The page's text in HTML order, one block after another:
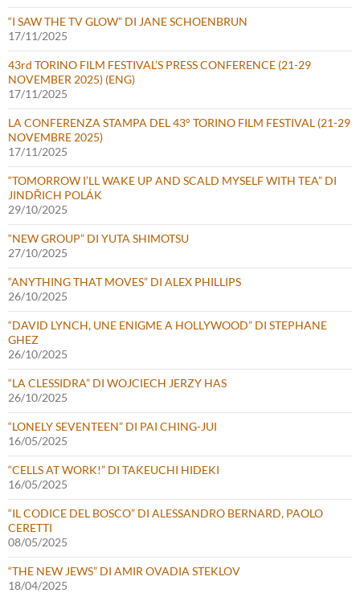
“I SAW THE TV GLOW” DI JANE SCHOENBRUN
17/11/2025
43rd TORINO FILM FESTIVAL’S PRESS CONFERENCE (21-29
NOVEMBER 2025) (ENG)
17/11/2025
LA CONFERENZA STAMPA DEL 43° TORINO FILM FESTIVAL (21-29
NOVEMBRE 2025)
17/11/2025
“TOMORROW I’LL WAKE UP AND SCALD MYSELF WITH TEA” DI
JINDŘICH POLÁK
29/10/2025
“NEW GROUP” DI YUTA SHIMOTSU
27/10/2025
“ANYTHING THAT MOVES” DI ALEX PHILLIPS
26/10/2025
“DAVID LYNCH, UNE ENIGME A HOLLYWOOD” DI STEPHANE
GHEZ
26/10/2025
“LA CLESSIDRA” DI WOJCIECH JERZY HAS
26/10/2025
“LONELY SEVENTEEN” DI PAI CHING-JUI
16/05/2025
“CELLS AT WORK!” DI TAKEUCHI HIDEKI
16/05/2025
“IL CODICE DEL BOSCO” DI ALESSANDRO BERNARD, PAOLO
CERETTI
08/05/2025
“THE NEW JEWS” DI AMIR OVADIA STEKLOV
18/04/2025